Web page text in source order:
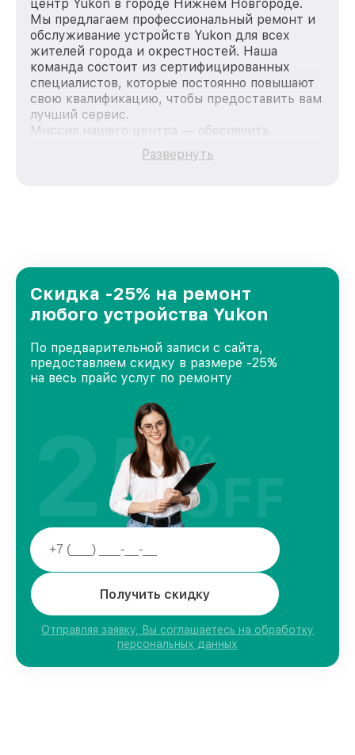
центр Yukon в городе Нижнем Новгороде.
Мы предлагаем профессиональный ремонт и
обслуживание устройств Yukon для всех
жителей города и окрестностей. Наша
команда состоит из сертифицированных
специалистов, которые постоянно повышают
свою квалификацию, чтобы предоставить вам
лучший сервис.
Миссия нашего центра — обеспечить
качественный и доступный ремонт для
каждого пользователя продукции Yukon, вне
клиентов.
Развернуть
Скидка -25% на ремонт
любого устройства Yukon
По предварительной записи с сайта,
предоставляем скидку в размере -25%
на весь прайс услуг по ремонту
Получить скидку
Отправляя заявку, Вы соглашаетесь на обработку
персональных данных
25%
OFF